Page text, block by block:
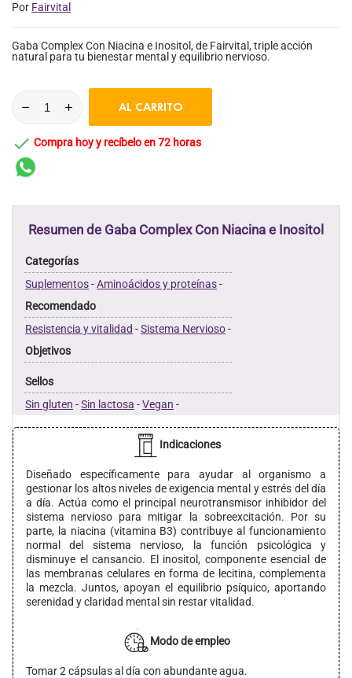
Por Fairvital
Gaba Complex Con Niacina e Inositol, de Fairvital, triple acción
natural para tu bienestar mental y equilibrio nervioso.
AL CARRITO
 Compra hoy y recíbelo en 72 horas
Resumen de Gaba Complex Con Niacina e Inositol
Categorías
Suplementos-Aminoácidos y proteínas-
Recomendado
Resistencia y vitalidad -Sistema Nervioso-
Objetivos
Sellos
Sin gluten -Sin lactosa -Vegan -
Indicaciones
Diseñado específicamente para ayudar al organismo a
gestionar los altos niveles de exigencia mental y estrés del día
a día. Actúa como el principal neurotransmisor inhibidor del
sistema nervioso para mitigar la sobreexcitación. Por su
parte, la niacina (vitamina B3) contribuye al funcionamiento
normal del sistema nervioso, la función psicológica y
disminuye el cansancio. El inositol, componente esencial de
las membranas celulares en forma de lecitina, complementa
la mezcla. Juntos, apoyan el equilibrio psíquico, aportando
serenidad y claridad mental sin restar vitalidad.
Modo de empleo
Tomar 2 cápsulas al día con abundante agua.